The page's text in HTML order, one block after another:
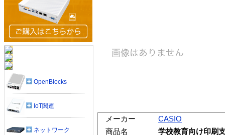
メーカー
CASIO
商品名
学校教育向け印刷
OpenBlocks
IoT関連
ネットワーク